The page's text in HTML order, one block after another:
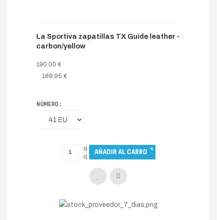
La Sportiva zapatillas TX Guide leather -
carbon/yellow
190.00 €
169,95 €
NÚMERO :